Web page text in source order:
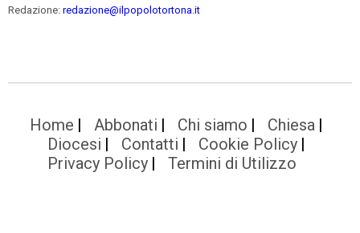
Redazione: redazione@ilpopolotortona.it
Home Abbonati Chi siamo
Chiesa
Diocesi
Contatti
Cookie Policy
Privacy Policy
Termini di Utilizzo